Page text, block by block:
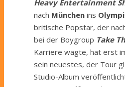
Heavy Entertainment
nach München ins
britische Popstar, der
bei der Boygroup Take
Karriere wagte, hat erst
sein neuestes, der Tour
Studio-Album